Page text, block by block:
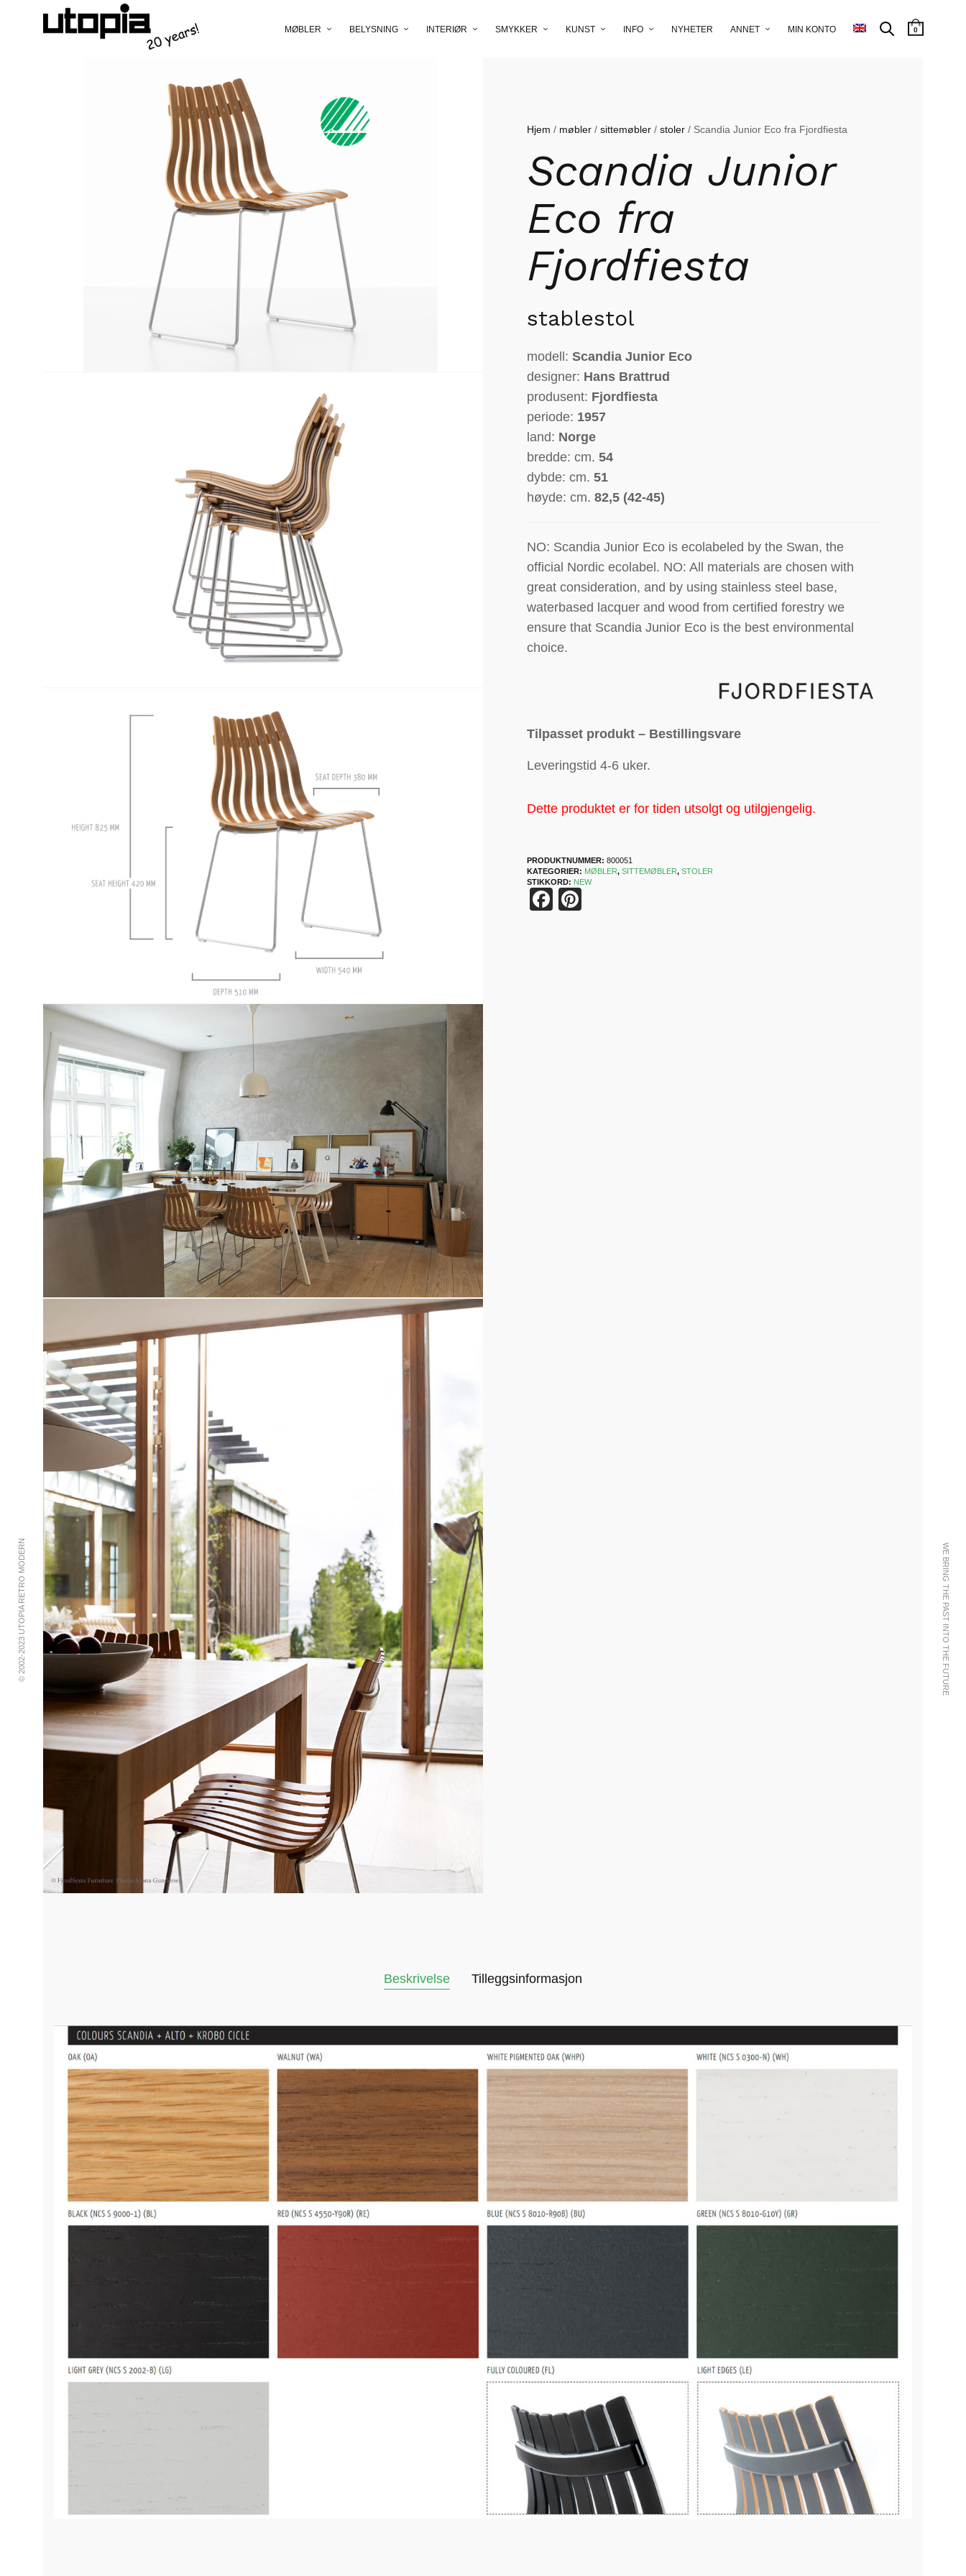
MØBLER BELYSNING INTERIØR SMYKKER KUNST INFO NYHETER ANNET MIN KONTO 0
© 2002-2023 UTOPIA RETRO MODERN WE BRING THE PAST INTO THE FUTURE
Hjem / møbler /sittemøbler /stoler / Scandia Junior Eco fra Fjordfiesta
Scandia Junior
Eco fra
Fjordfiesta
stablestol
modell:Scandia Junior Eco
designer: Hans Brattrud
produsent: Fjordfiesta
periode: 1957
land: Norge
bredde: cm.54
dybde: cm.51
høyde: cm.82,5 (42-45)
NO: Scandia Junior Eco is ecolabeled by the Swan, the
official Nordic ecolabel. NO: All materials are chosen with
great consideration, and by using stainless steel base,
waterbased lacquer and wood from certified forestry we
ensure that Scandia Junior Eco is the best environmental
choice.
Tilpasset produkt – Bestillingsvare
Leveringstid 4-6 uker.
Dette produktet er for tiden utsolgt og utilgjengelig.
PRODUKTNUMMER:800051
KATEGORIER: MØBLER,SITTEMØBLER,STOLER
STIKKORD: NEW
Facebook
Beskrivelse Tilleggsinformasjon